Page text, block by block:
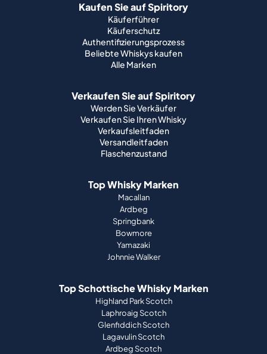
Kaufen Sie auf Spiritory
Käuferführer
Käuferschutz
Authentifizierungsprozess
Beliebte Whiskys kaufen
Alle Marken
Verkaufen Sie auf Spiritory
Werden Sie Verkäufer
Verkaufen Sie Ihren Whisky
Verkaufsleitfaden
Versandleitfaden
Flaschenzustand
Top Whisky Marken
Macallan
Ardbeg
Springbank
Bowmore
Yamazaki
Johnnie Walker
Top Schottische Whisky Marken
Highland Park Scotch
Laphroaig Scotch
Glenfiddich Scotch
Lagavulin Scotch
Ardbeg Scotch